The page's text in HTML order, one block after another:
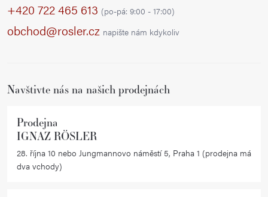
+420 722 465 613 (po-pá: 9:00 - 17:00)
obchod@rosler.cz napište nám kdykoliv
Navštivte nás na našich prodejnách
Prodejna
IGNAZ RÖSLER
28. října 10 nebo Jungmannovo náměstí 5, Praha 1 (prodejna má
dva vchody)